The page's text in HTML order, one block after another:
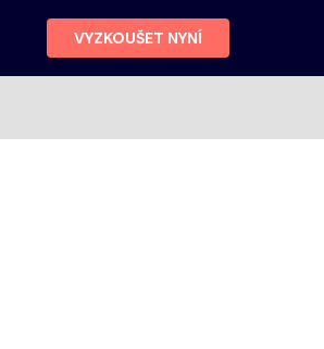
VYZKOUŠET NYNÍ